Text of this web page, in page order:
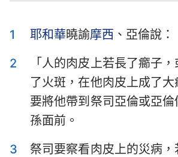
歷代志上 歷代志下
以斯拉記 尼希米
以斯帖記 約伯記
詩篇
1 耶和華曉諭摩西 、亞倫說：
2
「人的肉皮上若長了癤子
了火斑，在他肉皮上成了
要將他帶到祭司亞倫或亞
孫面前。
3
祭司要察看肉皮上的災病